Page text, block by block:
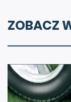
ZOBACZ